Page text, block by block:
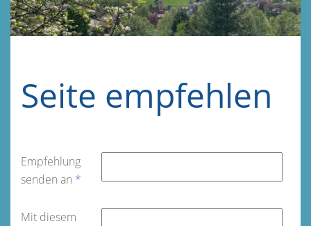
Seite empfehlen
Empfehlung
senden an *
Mit diesem